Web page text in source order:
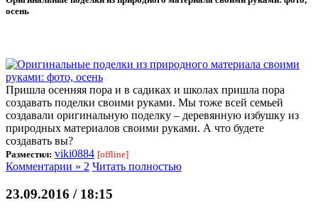
осень
Пришла осенняя пора и в садиках и школах пришла пора
создавать поделки своими руками. Мы тоже всей семьей
создавали оригинальную поделку – деревянную избушку из
природных материалов своими руками. А что будете
создавать вы?
Разместил: viki0884 [offline]
Комментарии » 2 Читать полностью
23.09.2016 / 18:15